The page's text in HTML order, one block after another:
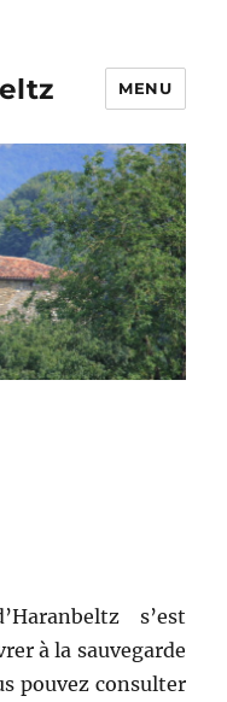
MENU
s’est
à la sauvegarde
pouvez consulter